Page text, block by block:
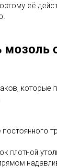
её
мозоль
которые
плотной